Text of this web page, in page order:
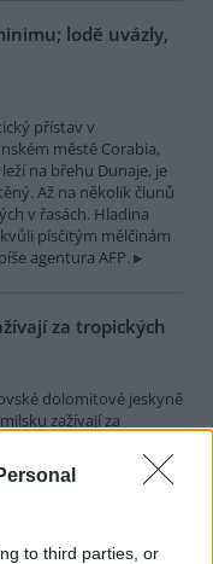
to third parties, or
lodě uvázly,
přístav v
městě Corabia,
na břehu Dunaje, je
Až na několik člunů
v řasách. Hladina
písčitým mělčinám
agentura AFP.
za tropických
dolomitové jeskyně
zažívají za
nápor. Jde sice o
z nejchladnějších míst v
7,5 až devíti stupni
když bylo nevlídno.